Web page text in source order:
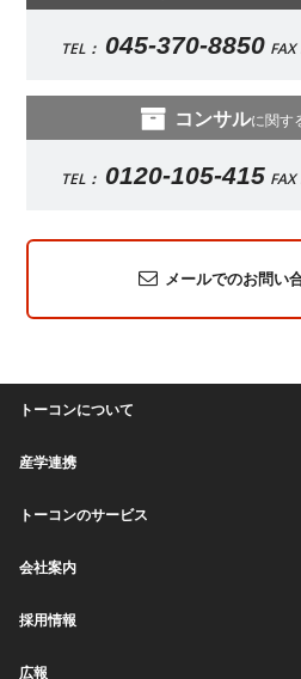
TEL： 045-370-8850 FAX
コンサルに関す
TEL： 0120-105-415 FAX
メールでのお問い
トーコンについて
産学連携
トーコンのサービス
会社案内
採用情報
広報